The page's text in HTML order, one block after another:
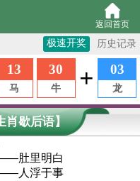
返回首页
肖歇后语】
肚里明白
――人浮于事